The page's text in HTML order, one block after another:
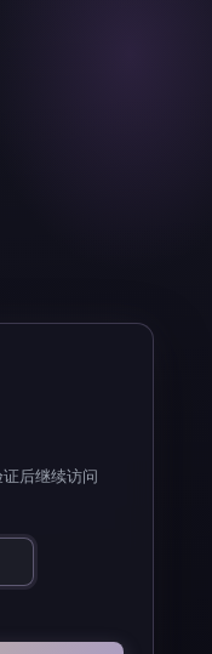
后继续访问